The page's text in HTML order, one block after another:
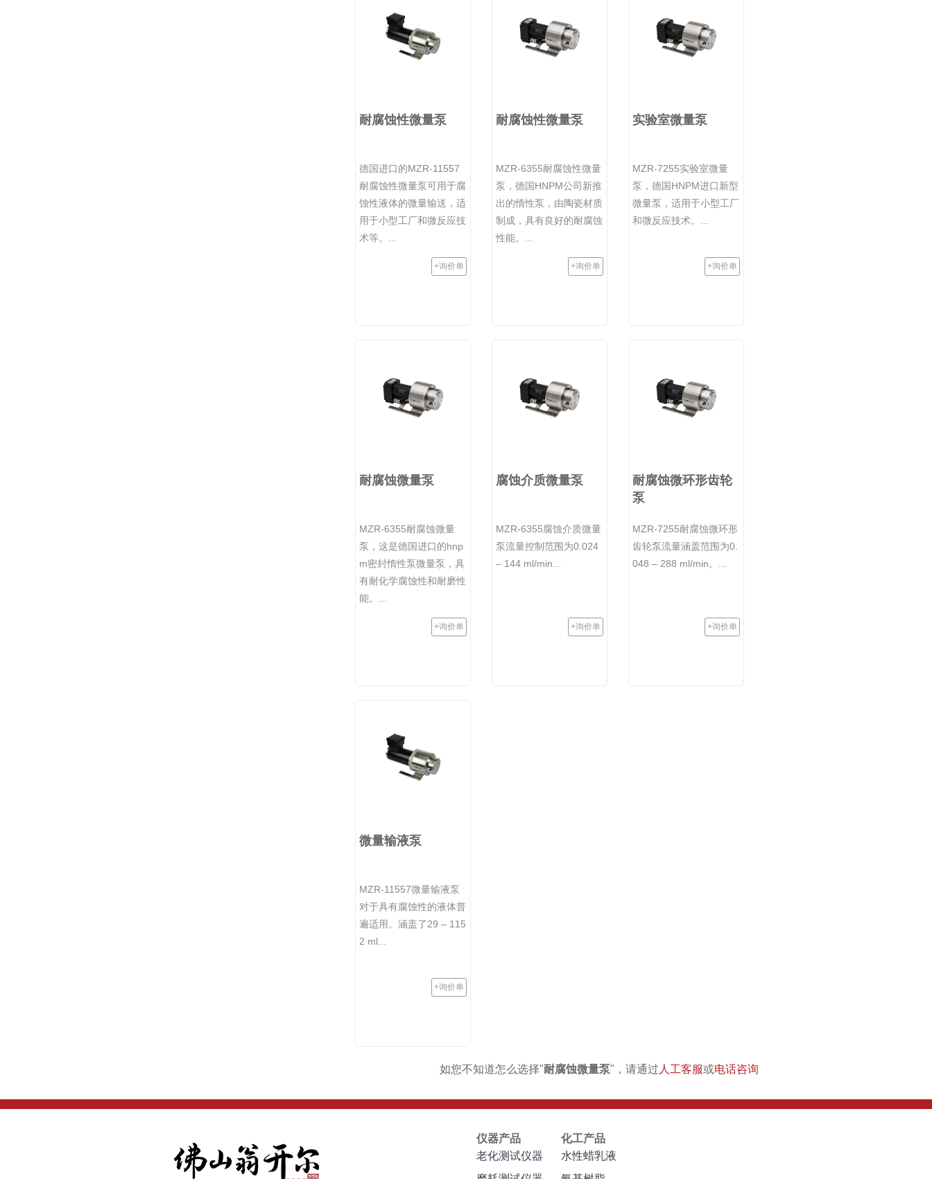
耐腐蚀性微量泵
德国进口的MZR-11557
耐腐蚀性微量泵可用于腐
蚀性液体的微量输送，适
用于小型工厂和微反应技
术等。...
+询价单
耐腐蚀性微量泵
MZR-6355耐腐蚀性微量
泵，德国HNPM公司新推
出的惰性泵，由陶瓷材质
制成，具有良好的耐腐蚀
性能。...
+询价单
实验室微量泵
MZR-7255实验室微量
泵，德国HNPM进口新型
微量泵，适用于小型工厂
和微反应技术。...
+询价单
耐腐蚀微量泵
MZR-6355耐腐蚀微量
泵，这是德国进口的hnp
m密封惰性泵微量泵，具
有耐化学腐蚀性和耐磨性
能。...
+询价单
腐蚀介质微量泵
MZR-6355腐蚀介质微量
泵流量控制范围为0.024
– 144 ml/min...
+询价单
耐腐蚀微环形齿轮
泵
MZR-7255耐腐蚀微环形
齿轮泵流量涵盖范围为0.
048 – 288 ml/min。...
+询价单
微量输液泵
MZR-11557微量输液泵
对于具有腐蚀性的液体普
遍适用。涵盖了29 – 115
2 ml...
+询价单
如您不知道怎么选择"耐腐蚀微量泵"，请通过 人工客服或电话咨询
仪器产品
老化测试仪器
化工产品
水性蜡乳液